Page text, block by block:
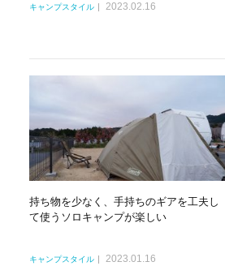
キャンプスタイル 2023.02.16
持ち物を少なく、手持ちのギアを工夫し
て使うソロキャンプが楽しい
キャンプスタイル 2023.01.16